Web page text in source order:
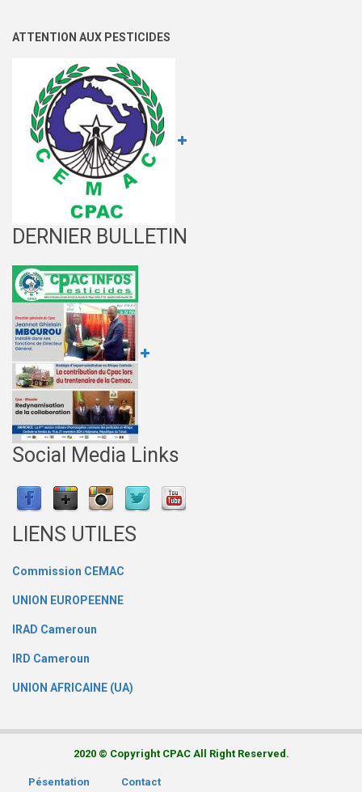
ATTENTION AUX PESTICIDES
DERNIER BULLETIN
Social Media Links
LIENS UTILES
Commission CEMAC
UNION EUROPEENNE
IRAD Cameroun
IRD Cameroun
UNION AFRICAINE (UA)
2020 © Copyright CPAC All Right Reserved.
Pésentation Contact